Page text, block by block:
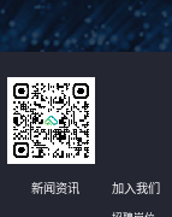
新闻资讯 加入我们